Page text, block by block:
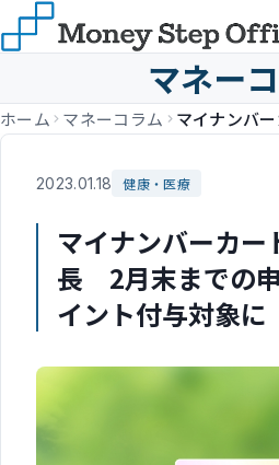
マネー
ホーム マネーコラム
2023.01.18 健康・医療
マイナンバーカー
長 2月末までの
イント付与対象に